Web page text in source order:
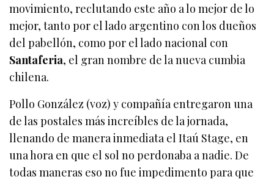
movimiento, reclutando este año a lo mejor de lo
mejor, tanto por el lado argentino con los dueños
del pabellón, como por el lado nacional con
Santaferia, el gran nombre de la nueva cumbia
chilena.
Pollo González (voz) y compañía entregaron una
de las postales más increíbles de la jornada,
llenando de manera inmediata el Itaú Stage, en
una hora en que el sol no perdonaba a nadie. De
todas maneras eso no fue impedimento para que